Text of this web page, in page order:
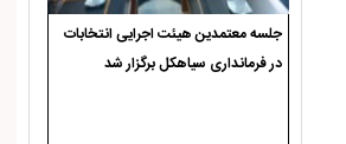
جلسه معتمدین هیئت اجرایی انتخابات
در فرمانداری سیاهکل برگزار شد